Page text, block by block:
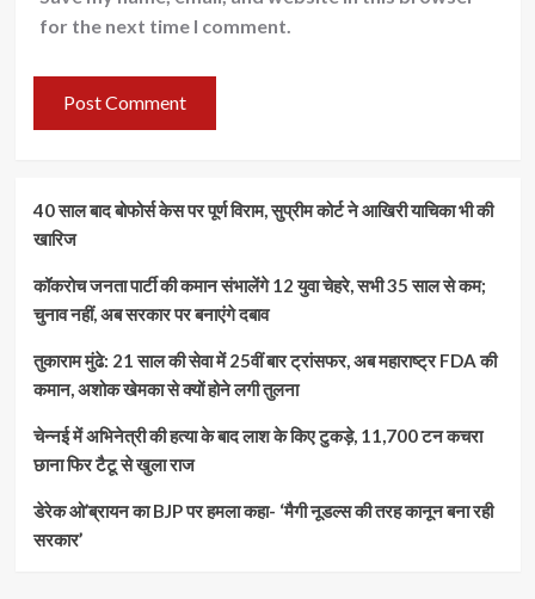
for the next time I comment.
40 साल बाद बोफोर्स केस पर पूर्ण विराम, सुप्रीम कोर्ट ने आखिरी याचिका भी की
खारिज
कॉकरोच जनता पार्टी की कमान संभालेंगे 12 युवा चेहरे, सभी 35 साल से कम;
चुनाव नहीं, अब सरकार पर बनाएंगे दबाव
तुकाराम मुंढे: 21 साल की सेवा में 25वीं बार ट्रांसफर, अब महाराष्ट्र FDA की
कमान, अशोक खेमका से क्यों होने लगी तुलना
चेन्नई में अभिनेत्री की हत्या के बाद लाश के किए टुकड़े, 11,700 टन कचरा
छाना फिर टैटू से खुला राज
डेरेक ओ’ब्रायन का BJP पर हमला कहा- ‘मैगी नूडल्स की तरह कानून बना रही
सरकार’